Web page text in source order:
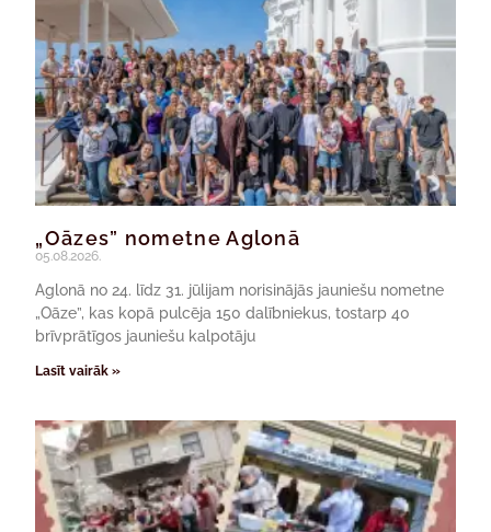
„Oāzes” nometne Aglonā
05.08.2026.
Aglonā no 24. līdz 31. jūlijam norisinājās jauniešu nometne
„Oāze”, kas kopā pulcēja 150 dalībniekus, tostarp 40
brīvprātīgos jauniešu kalpotāju
Lasīt vairāk »